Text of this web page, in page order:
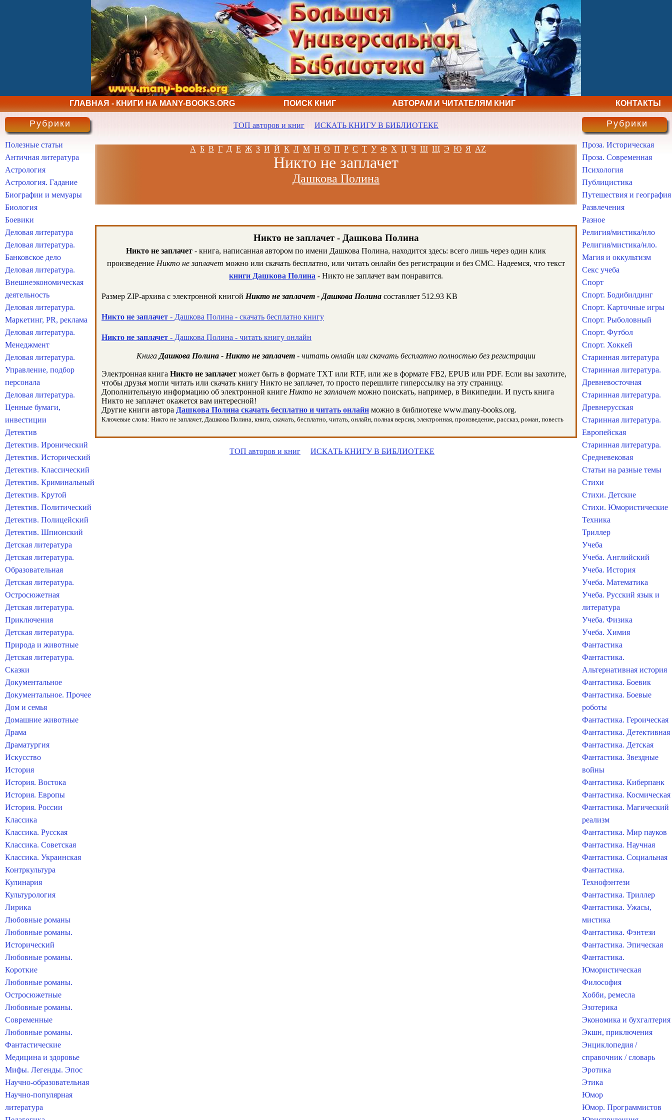
ГЛАВНАЯ - КНИГИ НА MANY-BOOKS.ORG ПОИСК КНИГ АВТОРАМ И ЧИТАТЕЛЯМ КНИГ КОНТАКТЫ
ТОП авторов и книг ИСКАТЬ КНИГУ В БИБЛИОТЕКЕ
А Б В Г Д Е Ж З И Й К Л М Н О П Р С Т У Ф Х Ц Ч Ш Щ Э Ю Я AZ
Никто не заплачет
Дашкова Полина
Никто не заплачет - Дашкова Полина
Никто не заплачет - книга, написанная автором по имени Дашкова Полина, находится здесь: всего лишь через один клик
произведение Никто не заплачет можно или скачать бесплатно, или читать онлайн без регистрации и без СМС. Надеемся, что текст
книги Дашкова Полина - Никто не заплачет вам понравится.
Размер ZIP-архива c электронной книгой Никто не заплачет - Дашкова Полина составляет 512.93 KB
Никто не заплачет - Дашкова Полина - скачать бесплатно книгу
Никто не заплачет - Дашкова Полина - читать книгу онлайн
Книга Дашкова Полина - Никто не заплачет - читать онлайн или скачать бесплатно полностью без регистрации
Электронная книга Никто не заплачет может быть в формате TXT или RTF, или же в формате FB2, EPUB или PDF. Если вы захотите,
чтобы друзья могли читать или скачать книгу Никто не заплачет, то просто перешлите гиперссылку на эту страницу.
Дополнительную информацию об электронной книге Никто не заплачет можно поискать, например, в Википедии. И пусть книга
Никто не заплачет окажется вам интересной!
Другие книги автора Дашкова Полина скачать бесплатно и читать онлайн можно в библиотеке www.many-books.org.
Ключевые слова: Никто не заплачет, Дашкова Полина, книга, скачать, бесплатно, читать, онлайн, полная версия, электронная, произведение, рассказ, роман, повесть
ТОП авторов и книг ИСКАТЬ КНИГУ В БИБЛИОТЕКЕ
Рубрики
Полезные статьи
Античная литература
Астрология
Астрология. Гадание
Биографии и мемуары
Биология
Боевики
Деловая литература
Деловая литература.
Банковское дело
Деловая литература.
Внешнеэкономическая
деятельность
Деловая литература.
Маркетинг, PR, реклама
Деловая литература.
Менеджмент
Деловая литература.
Управление, подбор
персонала
Деловая литература.
Ценные бумаги,
инвестиции
Детектив
Детектив. Иронический
Детектив. Исторический
Детектив. Классический
Детектив. Криминальный
Детектив. Крутой
Детектив. Политический
Детектив. Полицейский
Детектив. Шпионский
Детская литература
Детская литература.
Образовательная
Детская литература.
Остросюжетная
Детская литература.
Приключения
Детская литература.
Природа и животные
Детская литература.
Сказки
Документальное
Документальное. Прочее
Дом и семья
Домашние животные
Драма
Драматургия
Искусство
История
История. Востока
История. Европы
История. России
Классика
Классика. Русская
Классика. Советская
Классика. Украинская
Контркультура
Кулинария
Культурология
Лирика
Любовные романы
Любовные романы.
Исторический
Любовные романы.
Короткие
Любовные романы.
Остросюжетные
Любовные романы.
Современные
Любовные романы.
Фантастические
Медицина и здоровье
Мифы. Легенды. Эпос
Научно-образовательная
Научно-популярная
литература
Рубрики
Проза. Историческая
Проза. Современная
Психология
Публицистика
Путешествия и география
Развлечения
Разное
Религия/мистика/нло
Религия/мистика/нло.
Магия и оккультизм
Секс учеба
Спорт
Спорт. Бодибилдинг
Спорт. Карточные игры
Спорт. Рыболовный
Спорт. Футбол
Спорт. Хоккей
Старинная литература
Старинная литература.
Древневосточная
Старинная литература.
Древнерусская
Старинная литература.
Европейская
Старинная литература.
Средневековая
Статьи на разные темы
Стихи
Стихи. Детские
Стихи. Юмористические
Техника
Триллер
Учеба
Учеба. Английский
Учеба. История
Учеба. Математика
Учеба. Русский язык и
литература
Учеба. Физика
Учеба. Химия
Фантастика
Фантастика.
Альтернативная история
Фантастика. Боевик
Фантастика. Боевые
роботы
Фантастика. Героическая
Фантастика. Детективная
Фантастика. Детская
Фантастика. Звездные
войны
Фантастика. Киберпанк
Фантастика. Космическая
Фантастика. Магический
реализм
Фантастика. Мир пауков
Фантастика. Научная
Фантастика. Социальная
Фантастика.
Технофэнтези
Фантастика. Триллер
Фантастика. Ужасы,
мистика
Фантастика. Фэнтези
Фантастика. Эпическая
Фантастика.
Юмористическая
Философия
Хобби, ремесла
Эзотерика
Экономика и бухгалтерия
Экшн, приключения
Энциклопедия /
справочник / словарь
Эротика
Этика
Юмор
Юмор. Программистов